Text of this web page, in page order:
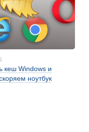
кеш Windows и
ноутбук